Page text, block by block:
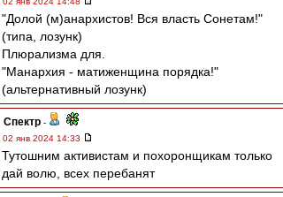
"Долой (м)анархистов! Вся власть Сонетам!"
(типа, лозунк)
Плюрализма для.
"Манархия - матиженщина порядка!"
(альтернативный лозунк)
Спектр -
02 янв 2024 14:33
Тутошним активистам и похоронщикам только
дай волю, всех перебанят